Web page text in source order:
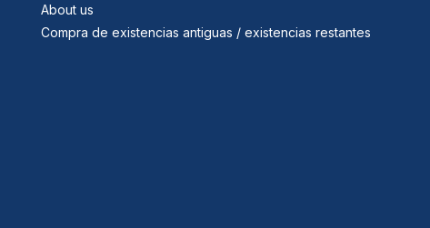
About us
Compra de existencias antiguas / existencias restantes